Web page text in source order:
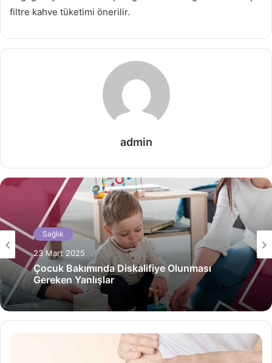
filtre kahve tüketimi önerilir.
admin
Sağlık
23 Mart 2025
Çocuk Bakımında Diskalifiye Olunması
Gereken Yanlışlar